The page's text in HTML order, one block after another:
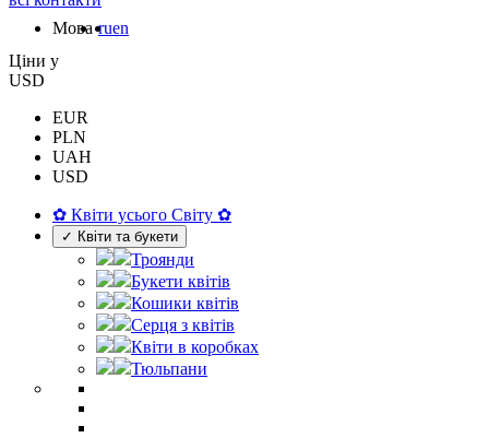
Мова ruen
Цiни у
USD
EUR
PLN
UAH
USD
✿ Квіти усього Світу ✿
✓ Квіти та букети
Троянди
Букети квітів
Кошики квітів
Серця з квітів
Квіти в коробках
Тюльпани